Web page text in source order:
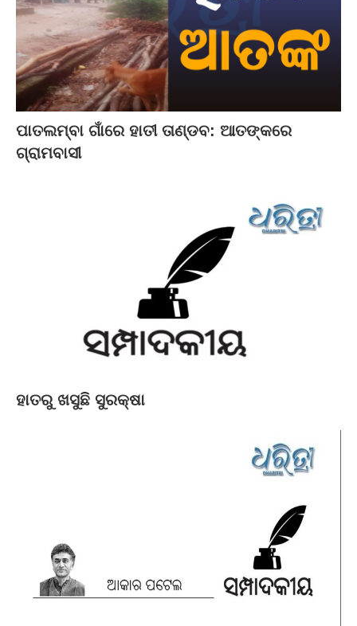
ପାତଲମ୍ବା ଗାଁରେ ହାତୀ ତାଣ୍ଡବ: ଆତଙ୍କରେ
ଗ୍ରାମବାସୀ
ହାତରୁ ଖସୁଛି ସୁରକ୍ଷା